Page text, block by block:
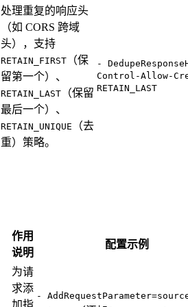
处理重复的响应头
（如 CORS 跨域
头），支持
RETAIN_FIRST （保
留第一个）、
RETAIN_LAST （保留
最后一个）、
RETAIN_UNIQUE
（去
重）策略。
-
Control-Allow-
RETAIN_LAST
作用
说明
配置示例
为请
求添
加指
-